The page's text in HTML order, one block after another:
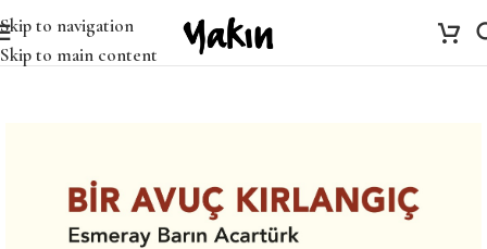
Skip to navigation
Skip to main content